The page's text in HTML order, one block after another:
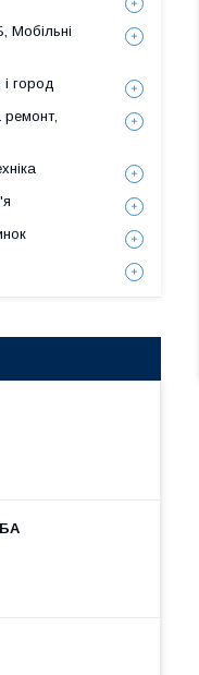
Мобільні
город
ремонт,